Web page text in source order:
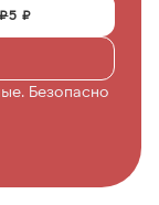
5 ₽
Безопасно